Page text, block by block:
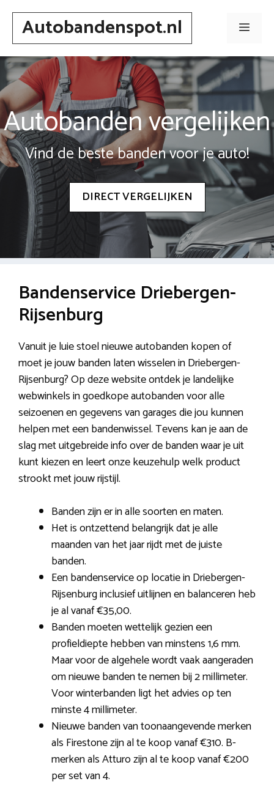
Spring
inhoudAutobandenspot.nl Menu
Autobanden vergelijken
Vind de beste banden voor je auto!
DIRECT VERGELIJKEN
Bandenservice Driebergen-
Rijsenburg
Vanuit je luie stoel nieuwe autobanden kopen of
moet je jouw banden laten wisselen in Driebergen-
Rijsenburg? Op deze website ontdek je landelijke
webwinkels in goedkope autobanden voor alle
seizoenen en gegevens van garages die jou kunnen
helpen met een bandenwissel. Tevens kan je aan de
slag met uitgebreide info over de banden waar je uit
kunt kiezen en leert onze keuzehulp welk product
strookt met jouw rijstijl.
Banden zijn er in alle soorten en maten.
Het is ontzettend belangrijk dat je alle
maanden van het jaar rijdt met de juiste
banden.
Een bandenservice op locatie in Driebergen-
Rijsenburg inclusief uitlijnen en balanceren heb
je al vanaf €35,00.
Banden moeten wettelijk gezien een
profieldiepte hebben van minstens 1,6 mm.
Maar voor de algehele wordt vaak aangeraden
om nieuwe banden te nemen bij 2 millimeter.
Voor winterbanden ligt het advies op ten
minste 4 millimeter.
Nieuwe banden van toonaangevende merken
als Firestone zijn al te koop vanaf €310. B-
merken als Atturo zijn al te koop vanaf €200
per set van 4.